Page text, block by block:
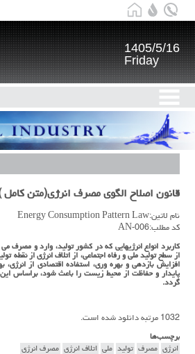
1405/5/16
Friday
قانون اصلاح الگوي مصرف انرژي(متن كامل
نام لاتین:Energy Consumption Pattern Law
کد مطلب:AN-006
كاربرد انواع انرژيهايي كه در كشور توليد، وارد و مصرف
از سطح توليد ملي و رفاه اجتماعي، از اتلاف انرژي از نقطه
افزايش بازدهي و بهره وري، استفاده اقتصادي از انرژي،
پايدار و حفاظت از محيط زيست را باعث شود، براساس
گردد.
1032 مرتبه دانلود شده است.
برچسب‌ها
انرژی مصرف تولید ملی اتلاف انرژی مصرف انرژی